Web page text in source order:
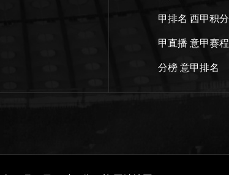
甲排名 西甲积分
甲直播 意甲赛程
分榜 意甲排名